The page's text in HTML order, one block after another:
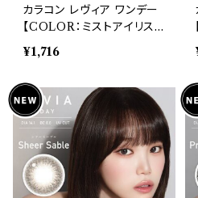
カラコン レヴィア ワンデー
【COLOR：ミストアイリス】
1箱10枚入 度あり 14.1mm
キムチェウォン ReVIA 1da
ハーフ ブラウン ブラック 高
含水 裸眼風 自然
¥1,716